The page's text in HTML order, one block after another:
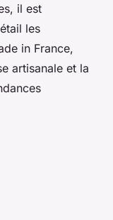
il est
les
in France,
artisanale et la